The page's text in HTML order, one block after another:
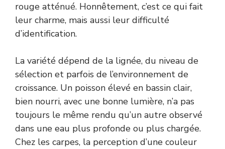
rouge atténué. Honnêtement, c’est ce qui fait
leur charme, mais aussi leur difficulté
d’identification.
La variété dépend de la lignée, du niveau de
sélection et parfois de l’environnement de
croissance. Un poisson élevé en bassin clair,
bien nourri, avec une bonne lumière, n’a pas
toujours le même rendu qu’un autre observé
dans une eau plus profonde ou plus chargée.
Chez les carpes, la perception d’une couleur